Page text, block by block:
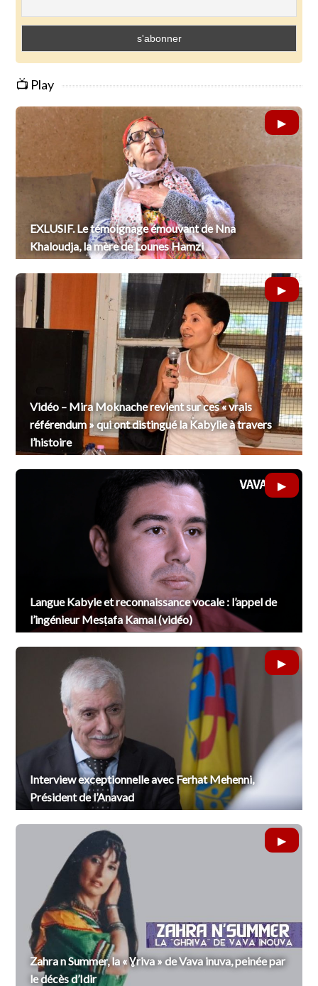
📺 Play
EXLUSIF. Le témoignage émouvant de Nna
Khaloudja, la mère de Lounes Hamzi
Vidéo – Mira Moknache revient sur ces « vrais
référendum » qui ont distingué la Kabylie à travers
l’histoire
Langue Kabyle et reconnaissance vocale : l’appel de
l’ingénieur Mesṭafa Kamal (vidéo)
Interview exceptionnelle avec Ferhat Mehenni,
Président de l’Anavad
Zahra n Summer, la « Ɣriva » de Vava inuva, peinée par
le décès d’Idir